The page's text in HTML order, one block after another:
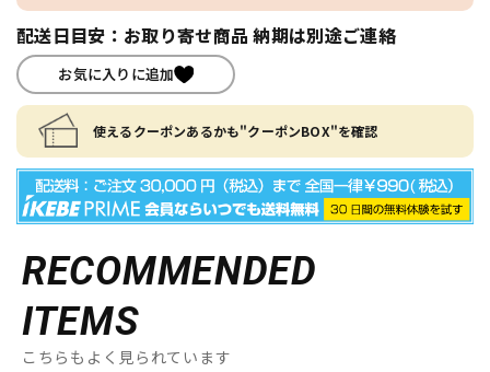
配送日目安：お取り寄せ商品 納期は別途ご連絡
お気に入りに追加
使えるクーポンあるかも"クーポンBOX"を確認
RECOMMENDED
ITEMS
こちらもよく見られています